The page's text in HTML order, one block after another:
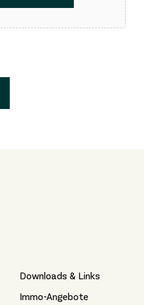
Downloads & Links
Immo-Angebote